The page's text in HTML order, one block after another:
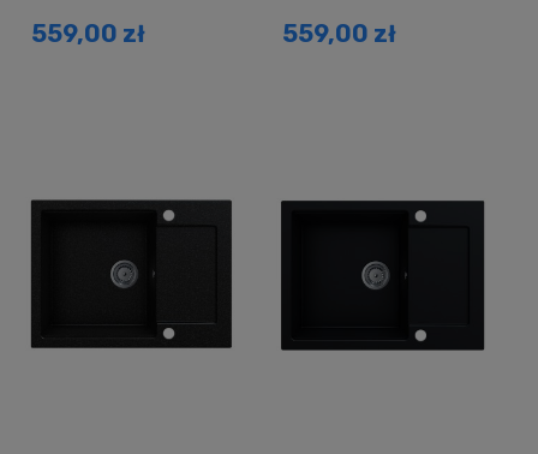
559,00 zł 559,00 zł